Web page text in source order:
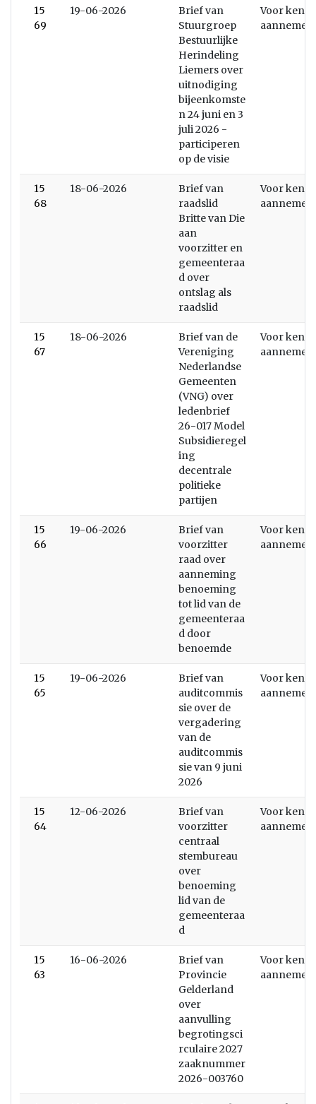
15
69
19-06-2026
Brief van
Stuurgroep
Bestuurlijke
Herindeling
Liemers over
uitnodiging
bijeenkomste
n 24 juni en 3
juli 2026 -
participeren
op de visie
Voor
aannemen
15
68
18-06-2026
Brief van
raadslid
Britte van Die
aan
voorzitter en
gemeenteraa
d over
ontslag als
raadslid
Voor
aannemen
15
67
18-06-2026
Brief van de
Vereniging
Nederlandse
Gemeenten
(VNG) over
ledenbrief
26-017 Model
Subsidieregel
ing
decentrale
politieke
partijen
Voor
aannemen
15
66
19-06-2026
Brief van
voorzitter
raad over
aanneming
benoeming
tot lid van de
gemeenteraa
d door
benoemde
Voor
aannemen
15
65
19-06-2026
Brief van
auditcommis
sie over de
vergadering
van de
auditcommis
sie van 9 juni
2026
Voor
aannemen
15
64
12-06-2026
Brief van
voorzitter
centraal
stembureau
over
benoeming
lid van de
gemeenteraa
d
Voor
aannemen
15
63
16-06-2026
Brief van
Provincie
Gelderland
over
aanvulling
begrotingsci
rculaire 2027
zaaknummer
2026-003760
Voor
aannemen